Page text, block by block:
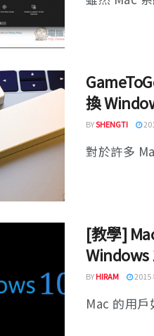
換
BYSHENGTI
對於許多
[教學]
Windows
BYHIRAM 2015
Mac 的用